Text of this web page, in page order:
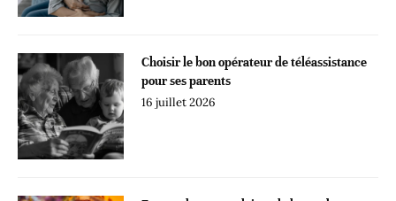
Choisir le bon opérateur de téléassistance
pour ses parents
16 juillet 2026